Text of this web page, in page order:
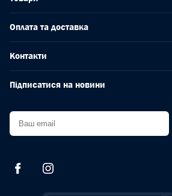
Оплата та доставка
Контакти
Підписатися на новини